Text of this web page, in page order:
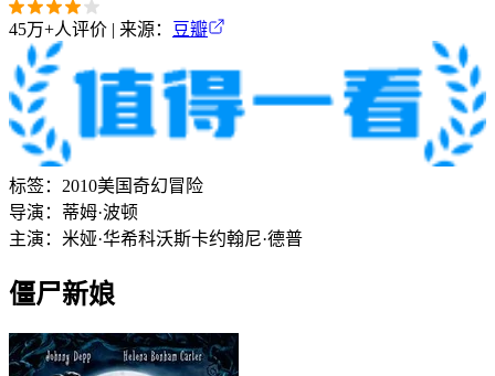
45万+人评价 | 来源： 豆瓣
标签： 2010美国奇幻冒险
导演： 蒂姆·波顿
主演： 米娅·华希科沃斯卡约翰尼·德普
僵尸新娘